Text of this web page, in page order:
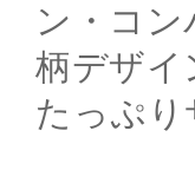
ン・コ
柄デザイ
たっぷ